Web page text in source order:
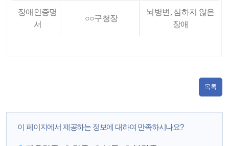
장애인증명
서
○○구청장
뇌병변, 심하지 않은
장애
목록
이 페이지에서 제공하는 정보에 대하여 만족하시나요?